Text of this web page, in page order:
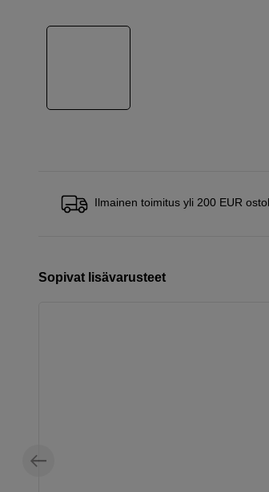
Ilmainen toimitus yli 200 EUR
Sopivat lisävarusteet